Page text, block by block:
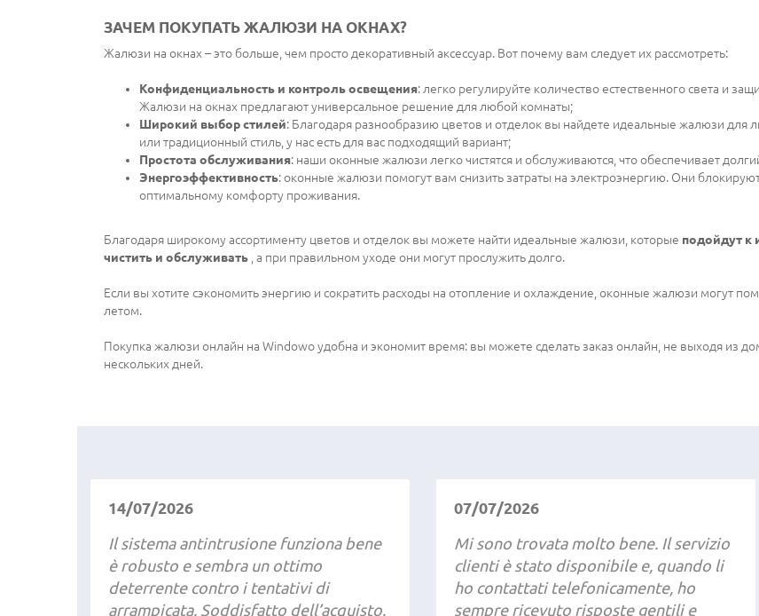
ЗАЧЕМ ПОКУПАТЬ ЖАЛЮЗИ НА ОКНАХ?
Жалюзи на окнах – это больше, чем просто декоративный аксессуар. Вот почему вам следует их рассмотреть:
Конфиденциальность и контроль освещения: легко регулируйте количество естественного света и
Жалюзи на окнах предлагают универсальное решение для любой комнаты;
Широкий выбор стилей: Благодаря разнообразию цветов и отделок вы найдете идеальные жалюзи
или традиционный стиль, у нас есть для вас подходящий вариант;
Простота обслуживания: наши оконные жалюзи легко чистятся и обслуживаются, что обеспечивает
Энергоэффективность: оконные жалюзи помогут вам снизить затраты на электроэнергию. Они
оптимальному комфорту проживания.
Благодаря широкому ассортименту цветов и отделок вы можете найти идеальные жалюзи, которые подойдут к
чистить и обслуживать , а при правильном уходе они могут прослужить долго.
Если вы хотите сэкономить энергию и сократить расходы на отопление и охлаждение, оконные жалюзи могут
летом.
Покупка жалюзи онлайн на Windowo удобна и экономит время: вы можете сделать заказ онлайн, не выходя из
нескольких дней.
14/07/2026
Il sistema antintrusione funziona bene
è robusto e sembra un ottimo
deterrente contro i tentativi di
arrampicata. Soddisfatto dell’acquisto.
07/07/2026
Mi sono trovata molto bene. Il servizio
clienti è stato disponibile e, quando li
ho contattati telefonicamente, ho
sempre ricevuto risposte gentili e